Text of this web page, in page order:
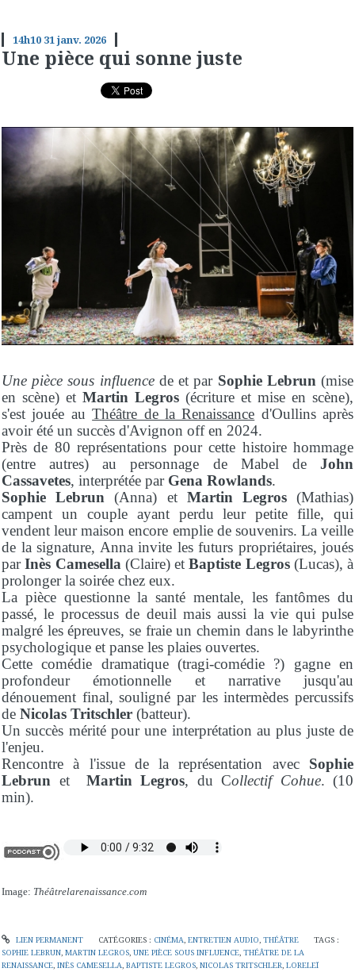
14h10 31janv. 2026
Une pièce qui sonne juste
Une pièce sous influencede et par Sophie Lebrun (mise
en scène) et Martin Legros (écriture et mise en scène),
s'est jouée auThéâtre de la Renaissance d'Oullins après
avoir été un succès d'Avignon off en 2024.
Près de 80 représentations pour cette histoire hommage
(entre autres) au personnage de Mabel de John
Cassavetes, interprétée par Gena Rowlands.
Sophie Lebrun (Anna) et Martin Legros(Mathias)
campent un couple ayant perdu leur petite fille, qui
vendent leur maison encore emplie de souvenirs. La veille
de la signature, Anna invite les futurs propriétaires, joués
parInès Camesella (Claire) etBaptiste Legros(Lucas), à
prolonger la soirée chez eux.
La pièce questionne la santé mentale, les fantômes du
passé, le processus de deuil mais aussi la vie qui pulse
malgré les épreuves, se fraie un chemin dans le labyrinthe
psychologique et panse les plaies ouvertes.
Cette comédie dramatique (tragi-comédie ?) gagne en
profondeur émotionnelle et narrative jusqu'au
dénouement final, souligné par les intermèdes percussifs
de Nicolas Tritschler (batteur).
Un succès mérité pour une interprétation au plus juste de
l'enjeu.
Rencontre à l'issue de la représentation avec Sophie
Lebrun et Martin Legros, du Collectif Cohue. (10
min).
Image: Théâtrelarenaissance.com
LIEN PERMANENT CATÉGORIES : CINÉMA, ENTRETIEN AUDIO, THÉÂTRE
TAGS :
SOPHIE LEBRUN, MARTIN LEGROS, UNE PIÈCE SOUS INFLUENCE, THÉÂTRE DE LA
RENAISSANCE, INÈS CAMESELLA, BAPTISTE LEGROS, NICOLAS TRITSCHLER, LORELEÏ